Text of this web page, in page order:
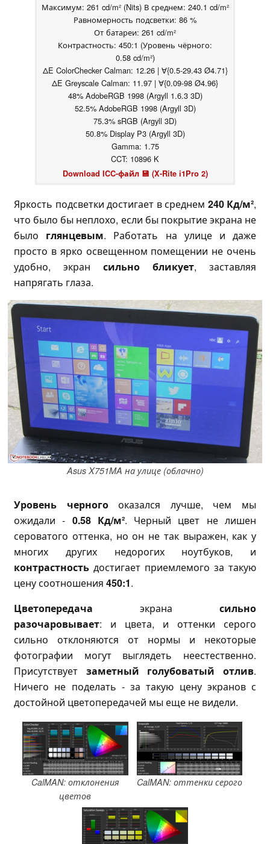
Максимум: 261 cd/m² (Nits) В среднем: 240.1 cd/m²
Равномерность подсветки: 86 %
От батареи: 261 cd/m²
Контрастность: 450:1 (Уровень чёрного:
0.58 cd/m²)
ΔE ColorChecker Calman: 12.26 | ∀{0.5-29.43 Ø4.71}
ΔE Greyscale Calman: 11.97 | ∀{0.09-98 Ø4.96}
48% AdobeRGB 1998 (Argyll 1.6.3 3D)
52.5% AdobeRGB 1998 (Argyll 3D)
75.3% sRGB (Argyll 3D)
50.8% Display P3 (Argyll 3D)
Gamma: 1.75
CCT: 10896 K
Download ICC-файл 💾 (X-Rite i1Pro 2)
Яркость подсветки достигает в среднем 240 Кд/м²,
что было бы неплохо, если бы покрытие экрана не
было глянцевым. Работать на улице и даже
просто в ярко освещенном помещении не очень
удобно, экран сильно бликует, заставляя
напрягать глаза.
Asus X751MA на улице (облачно)
Уровень черногооказался лучше, чем мы
ожидали - 0.58 Кд/м². Черный цвет не лишен
сероватого оттенка, но он не так выражен, как у
многих других недорогих ноутбуков, и
контрастность достигает приемлемого за такую
цену соотношения 450:1.
Цветопередача экрана сильно
разочаровывает: и цвета, и оттенки серого
сильно отклоняются от нормы и некоторые
фотографии могут выглядеть неестественно.
Присутствует заметный голубоватый отлив.
Ничего не поделать - за такую цену экранов с
достойной цветопередачей мы еще не видели.
CalMAN: отклонения
цветов
CalMAN: оттенки серого